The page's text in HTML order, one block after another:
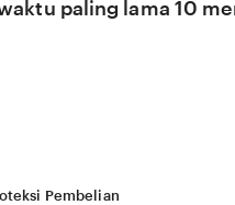
paling lama 10
Pembelian